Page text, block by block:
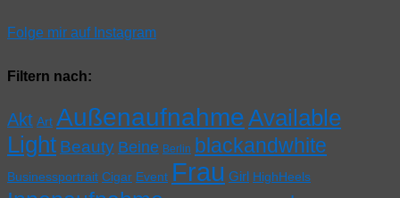
Folge mir auf Instagram
Filtern nach:
Akt Art AußenaufnahmeAvailable
Light Beauty Beine Berlin blackandwhite
Businessportrait Cigar Event Frau Girl HighHeels